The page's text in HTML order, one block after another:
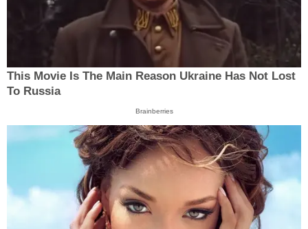
This Movie Is The Main Reason Ukraine Has Not Lost
To Russia
Brainberries